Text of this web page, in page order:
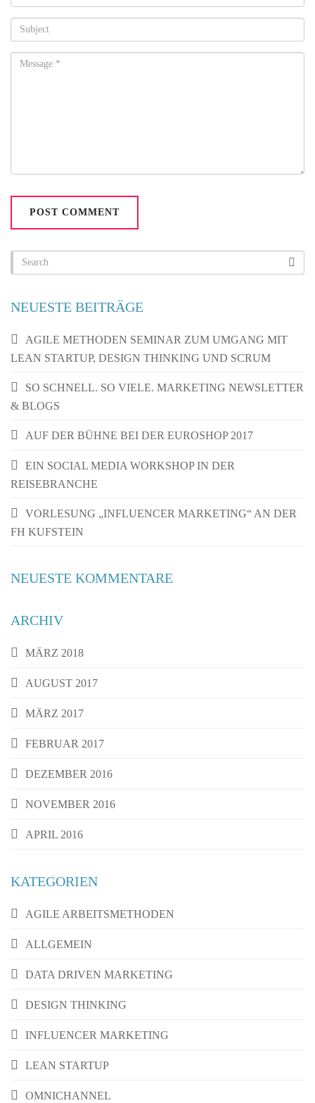
NEUESTE BEITRÄGE
AGILE METHODEN SEMINAR ZUM UMGANG MIT
LEAN STARTUP, DESIGN THINKING UND SCRUM
SO SCHNELL. SO VIELE. MARKETING NEWSLETTER
& BLOGS
AUF DER BÜHNE BEI DER EUROSHOP 2017
EIN SOCIAL MEDIA WORKSHOP IN DER
REISEBRANCHE
VORLESUNG „INFLUENCER MARKETING“ AN DER
FH KUFSTEIN
NEUESTE KOMMENTARE
ARCHIV
MÄRZ 2018
AUGUST 2017
MÄRZ 2017
FEBRUAR 2017
DEZEMBER 2016
NOVEMBER 2016
APRIL 2016
KATEGORIEN
AGILE ARBEITSMETHODEN
ALLGEMEIN
DATA DRIVEN MARKETING
DESIGN THINKING
INFLUENCER MARKETING
LEAN STARTUP
OMNICHANNEL